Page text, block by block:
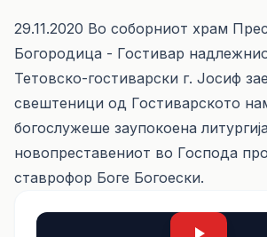
29.11.2020 Во соборниот храм
Богородица - Гостивар
Тетовско-гостиварски г. Јосиф
свештеници од Гостиварското
богослужеше заупокоена
новопреставениот во Господа
ставрофор Боге Богоески.